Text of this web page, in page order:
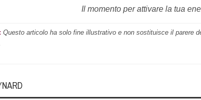
Il momento per attivare la tua
Questo articolo ha solo fine illustrativo e non sostituisce il parere